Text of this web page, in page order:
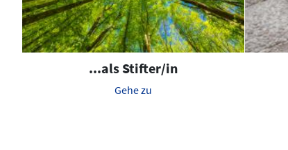
...als Stifter/in
Gehe zu